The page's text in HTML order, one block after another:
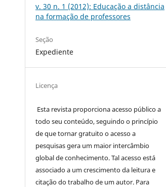
v. 30 n. 1 (2012): Educação a distância
na formação de professores
Seção
Expediente
Licença
Esta revista proporciona acesso público a
todo seu conteúdo, seguindo o princípio
de que tornar gratuito o acesso a
pesquisas gera um maior intercâmbio
global de conhecimento. Tal acesso está
associado a um crescimento da leitura e
citação do trabalho de um autor. Para